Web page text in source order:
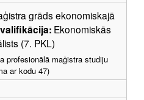
grāds ekonomiskajā
Ekonomiskās
(7. PKL)
profesionālā maģistra studiju
ar kodu 47)